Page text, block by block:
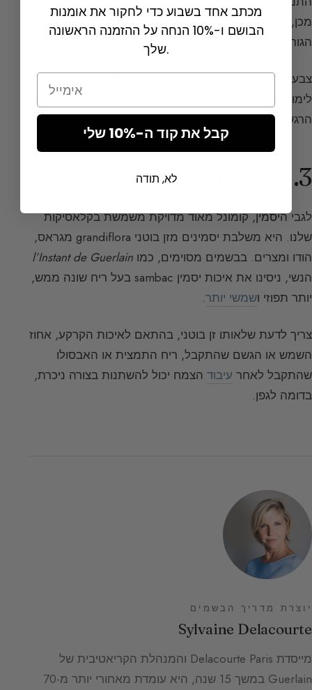
מכן, היא מעובדת לסילוק כל המרכיבים הבלתי רצויים
הגורמים, בין השאר, לכתמים חומים.
צבעה עובר מירוק כהה לצהוב בהיר; אפילו טעמתי
לימונצ’לו שבו הלימון הוחלף בברגמוט, זה מאוד מיוחד שכן
הרגשתי ממש כאילו אני שותה בושם!
3. קומונל היסמין
לגבי היסמין, קומונל מאוד מדויקת משמשת בקלאסיקות
שלנו. היא משלבת יסמינים מזן בוטני grandiflora מגראס,
הודו ומצרים. בבשמים מסוימים, כמו l’Instant de Guerlain
הנשי, ניסינו את איכות יסמין sambac בעל ריח שונה ממש,
יותר תפוזי ושמשי יותר.
צריך לדעת שלאותו זן בוטני, בהתאם לאיכות הקרקע, אחוז
השמש או הגשם שהתקבל, ריח התמצית או האבסולו
שהתקבל לאחר עיבוד הצמח יכול להשתנות בצורה ניכרת,
בדומה לגפן.
יוצרת מדריך הבשמים
Sylvaine Delacourte
מייסדת Delacourte Paris והמנהלת הקריאטיבית של
Guerlain במשך 15 שנה, היא עומדת מאחורי יותר מ-70
מכתב אחד בשבוע כדי לחקור את אומנות
הבושם ו-10% הנחה על ההזמנה הראשונה
שלך.
Email
קבל את קוד ה-10% שלי
לא, תודה